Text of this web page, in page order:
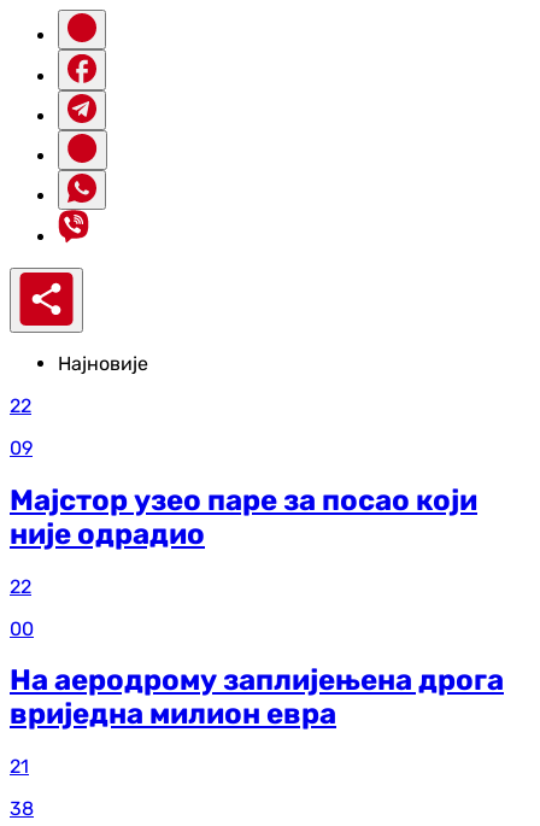
Најновије
22
09
Мајстор узео паре за посао који
није одрадио
22
00
На аеродрому заплијењена дрога
вриједна милион евра
21
38